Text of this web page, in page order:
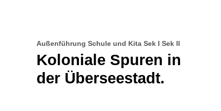
Außenführung Schule und Kita Sek I Sek II
Koloniale Spuren in
der Überseestadt.